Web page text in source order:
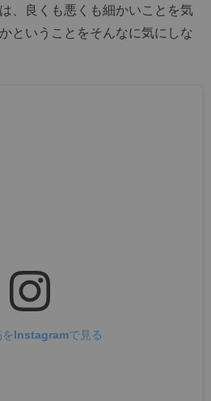
、良くも悪くも細かいことを気
ということをそんなに気にしな
をInstagramで見る